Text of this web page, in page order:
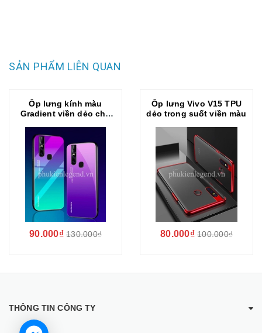
SẢN PHẨM LIÊN QUAN
Ốp lưng kính màu
Gradient viền dẻo cho
90.000₫ 130.000₫
Ốp lưng Vivo V15 TPU
dẻo trong suốt viền màu
80.000₫ 100.000₫
THÔNG TIN CÔNG TY